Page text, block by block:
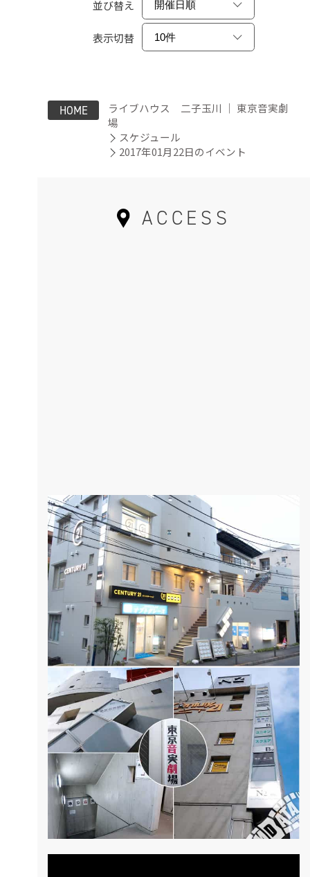
並び替え
表示切替
HOME
ライブハウス 二子玉川 ｜ 東京音実劇
場
スケジュール
2017年01月22日のイベント
ACCESS